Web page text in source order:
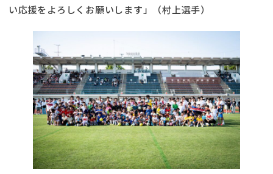
い応援をよろしくお願いします」（村上選手）